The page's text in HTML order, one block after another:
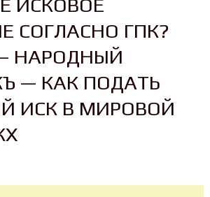
СОГЛАСНО ГПК?
НАРОДНЫЙ
— КАК ПОДАТЬ
ИСК В МИРОВОЙ